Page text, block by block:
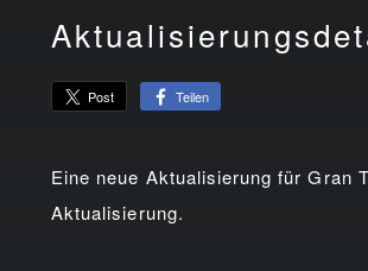
Post Teilen
Eine neue Aktualisierung für Gran
Aktualisierung.